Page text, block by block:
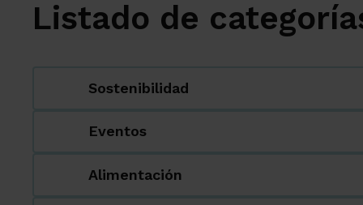
Listado de
Sostenibilidad
Eventos
Alimentación